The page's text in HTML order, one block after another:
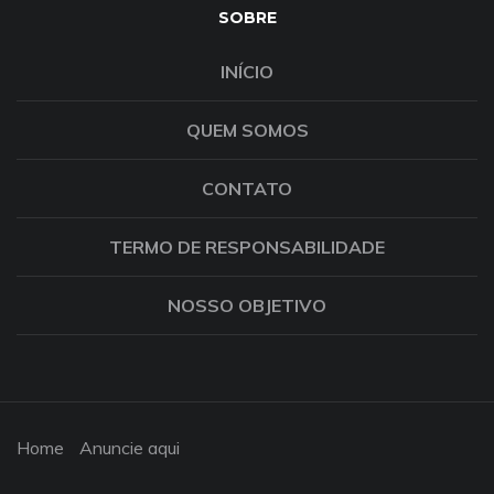
SOBRE
INÍCIO
QUEM SOMOS
CONTATO
TERMO DE RESPONSABILIDADE
NOSSO OBJETIVO
Home Anuncie aqui